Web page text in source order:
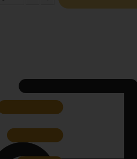
Diminuer la quantité
Augmenter la quantité